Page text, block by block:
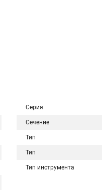
Серия
Сечение
Тип
Тип
Тип инструмента